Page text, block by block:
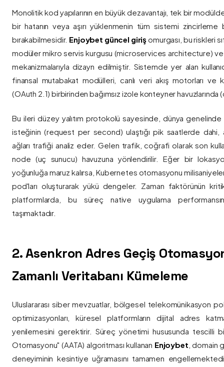
Monolitik kod yapılarının en büyük dezavantajı, tek bir
bir hatanın veya aşırı yüklenmenin tüm sistemi zincirleme
bırakabilmesidir. Enjoybet güncel giriş omurgası, bu riskleri
modüler mikro servis kurgusu (microservices architecture)
mekanizmalarıyla dizayn edilmiştir. Sistemde yer alan
finansal mutabakat modülleri, canlı veri akış motorları ve
(OAuth 2.1) birbirinden bağımsız izole konteyner havuzlarında
Bu ileri düzey yalıtım protokolü sayesinde, dünya genelinde
isteğinin (request per second) ulaştığı pik saatlerde dahi,
ağları trafiği analiz eder. Gelen trafik, coğrafi olarak son
node (uç sunucu) havuzuna yönlendirilir. Eğer bir
yoğunluğa maruz kalırsa, Kubernetes otomasyonu
pod'ları oluşturarak yükü dengeler. Zaman faktörünün
platformlarda, bu süreç native uygulama
taşımaktadır.
2. Asenkron Adres Geçiş
Zamanlı Veritabanı Kümeleme
Uluslararası siber mevzuatlar, bölgesel telekomünikasyon
optimizasyonları, küresel platformların dijital adres
yenilemesini gerektirir. Süreç yönetimi hususunda tescilli
Otomasyonu" (AATA) algoritması kullanan Enjoybet , domain
deneyiminin kesintiye uğramasını tamamen